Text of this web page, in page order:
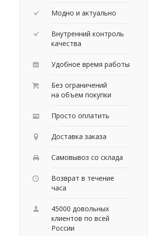
Модно и актуально
Внутренний контроль
качества
Удобное время работы
Без ограничений
на объем покупки
Просто оплатить
Доставка заказа
Самовывоз со склада
Возврат в течение
часа
45000 довольных
клиентов по всей
России